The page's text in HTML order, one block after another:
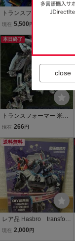
トランスフォーマー ア
メコミ TFCC TCC timelin
BotCon2007 コレクター
ズクラブ
現在 5,500 円
本日終了
トランスフォーマー 米国
版トレカ エンボスホイル
現在 266 円
送料無料
レア品 Hasbro transfor
mers SKETCHBOOK
現在 2,000 円
close